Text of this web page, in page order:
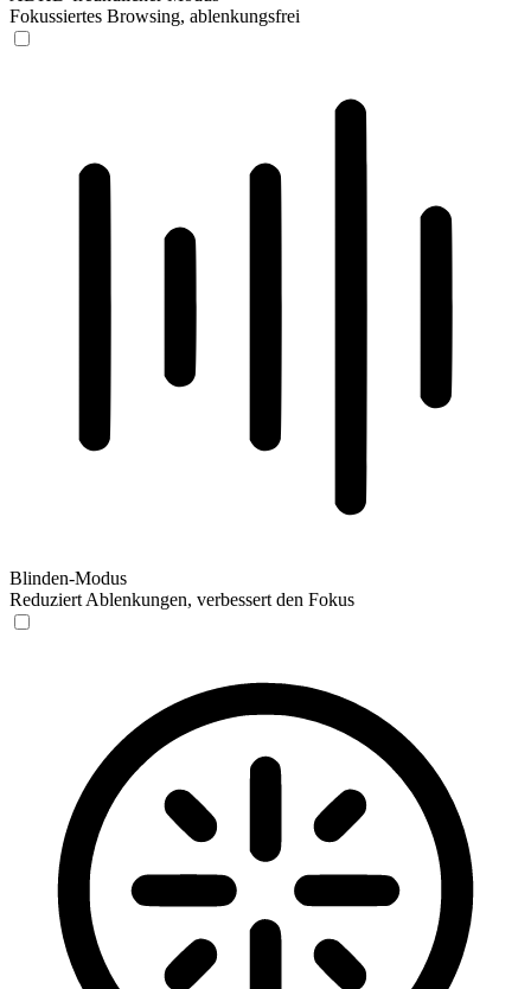
Fokussiertes Browsing, ablenkungsfrei
Blinden-Modus
Reduziert Ablenkungen, verbessert den Fokus